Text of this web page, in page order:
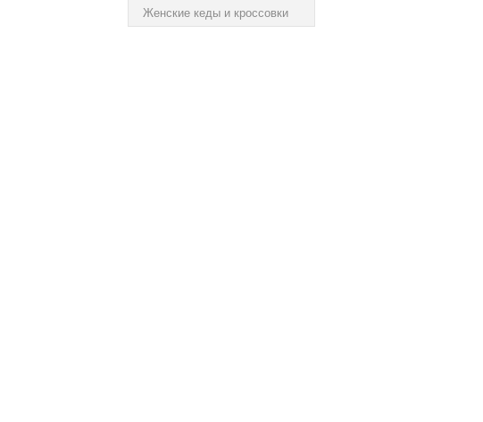
Женские кеды и кроссовки